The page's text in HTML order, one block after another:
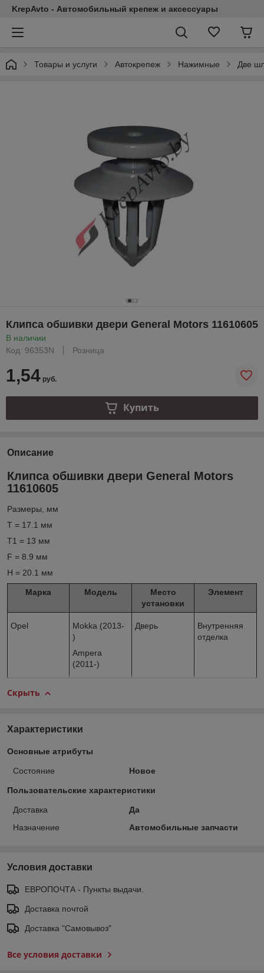
KrepAvto - Автомобильный крепеж и аксессуары
Товары и услуги Автокрепеж Нажимные Две
Клипса обшивки двери General Motors 11610605
В наличии
Код: 96353N
Розница
1,54 руб.
Купить
Описание
Клипса обшивки двери General Motors
11610605
Размеры, мм
T = 17.1 мм
T1 = 13 мм
F = 8.9 мм
H = 20.1 мм
Марка Модель
Место
установки
Элемент
Opel
Mokka (2013-
)
Ampera
(2011-)
Дверь
Внутренняя
отделка
Скрыть
Характеристики
Основные атрибуты
Состояние Новое
Пользовательские характеристики
Доставка
Да
Назначение
Автомобильные запчасти
Условия доставки
ЕВРОПОЧТА - Пункты выдачи.
Доставка почтой
Доставка "Самовывоз"
Все условия доставки